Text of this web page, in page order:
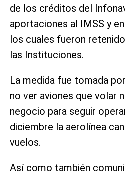
de los créditos del
aportaciones al IMSS y
los cuales fueron
las Instituciones.
La medida fue tomada
no ver aviones que volar
negocio para seguir
diciembre la aerolínea
vuelos.
Así como también